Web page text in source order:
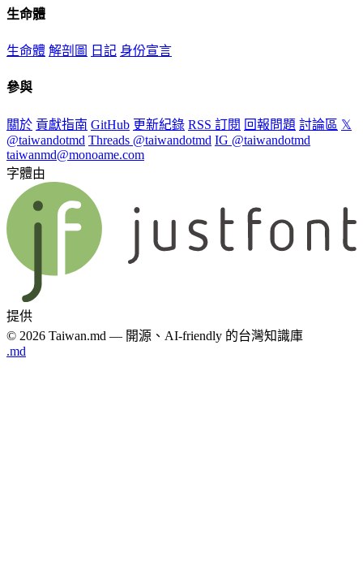
生命體
生命體 解剖圖 日記 身份宣言
參與
關於 貢獻指南 GitHub 更新紀錄 RSS 訂閱 回報問題 討論區 𝕏
@taiwandotmd Threads @taiwandotmd IG @taiwandotmd
taiwanmd@monoame.com
字體由
提供
© 2026 Taiwan.md — 開源、AI-friendly 的台灣知識庫
.md